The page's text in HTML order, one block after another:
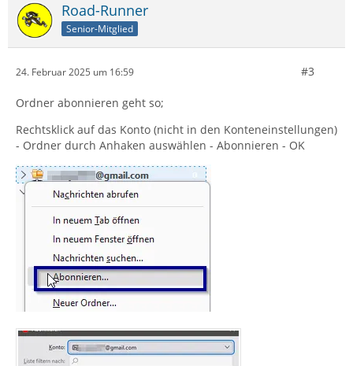
Road-Runner
Senior-Mitglied
24. Februar 2025 um 16:59 #3
Ordner abonnieren geht so;
Rechtsklick auf das Konto (nicht in den Konteneinstellungen)
- Ordner durch Anhaken auswählen - Abonnieren - OK